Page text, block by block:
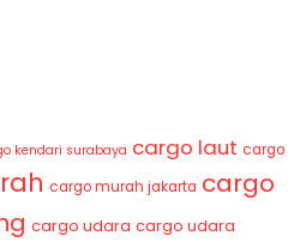
kendari surabaya cargo laut cargo
cargo murah jakarta cargo
cargo udara cargo udara